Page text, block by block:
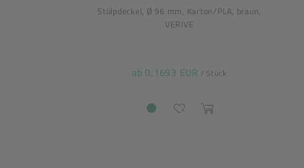
Stülpdeckel, Ø 96 mm, Karton/PLA, braun,
VERIVE
ab 0,1693 EUR / Stück